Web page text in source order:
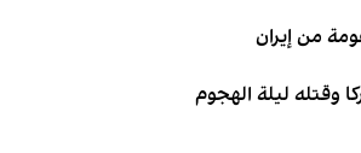
من إيران
وقتله ليلة الهجوم